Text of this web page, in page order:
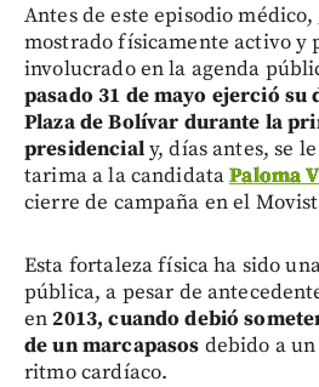
Antes de este episodio médico,
mostrado físicamente activo y
involucrado en la agenda
pasado 31 de mayo ejerció su
Plaza de Bolívar durante la
presidencialy, días antes, se
tarima a la candidataPaloma
cierre de campaña en el
Esta fortaleza física ha sido
pública, a pesar de
en2013, cuando debió
de un marcapasos debido a
ritmo cardíaco.